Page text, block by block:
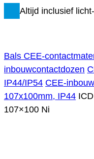
Altijd inclusief
Bals CEE-
inbouwcontactdozen
IP44/IP54 CEE-
107x100mm, IP44
107×100 Ni